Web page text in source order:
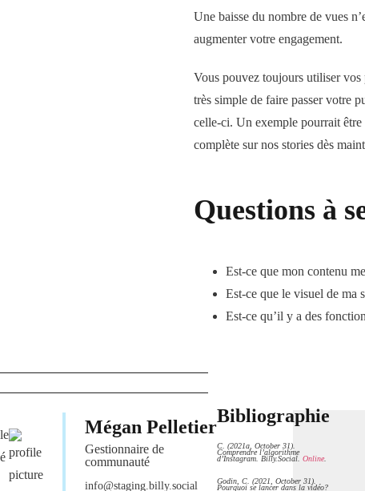
Une baisse du nombre de vues
augmenter votre engagement.
Vous pouvez toujours utiliser
très simple de faire passer votre
celle-ci. Un exemple pourrait
complète sur nos stories dès
Questions à
Est-ce que mon contenu
Est-ce que le visuel de ma
Est-ce qu’il y a des
Mégan Pelletier
Gestionnaire de
communauté
info@staging.billy.social
Bibliographie
C. (2021a, October 31).
Comprendre l’algorithme
d’Instagram. Billy.Social. Online.
Godin, C. (2021, October 31).
Pourquoi se lancer dans la vidéo?